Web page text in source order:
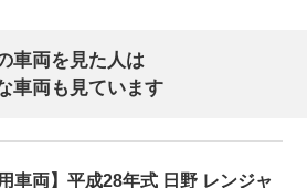
車両を見た人は
車両も見ています
車両】平成28年式 日野 レンジャ